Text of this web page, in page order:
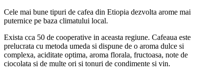
Cele mai bune tipuri de cafea din Etiopia dezvolta arome mai
puternice pe baza climatului local.
Exista cca 50 de cooperative in aceasta regiune. Cafeaua este
prelucrata cu metoda umeda si dispune de o aroma dulce si
complexa, aciditate optima, aroma florala, fructoasa, note de
ciocolata si de multe ori si tonuri de condimente si vin.